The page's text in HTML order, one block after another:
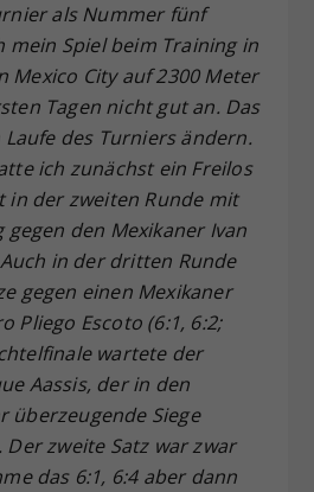
als Nummer fünf
mein Spiel beim Training in
Mexico City auf 2300 Meter
Tagen nicht gut an. Das
des Turniers ändern.
ich zunächst ein Freilos
in der zweiten Runde mit
gegen den Mexikaner Ivan
in der dritten Runde
gegen einen Mexikaner
Pliego Escoto (6:1, 6:2;
wartete der
Aassis, der in den
überzeugende Siege
zweite Satz war zwar
das 6:1, 6:4 aber dann